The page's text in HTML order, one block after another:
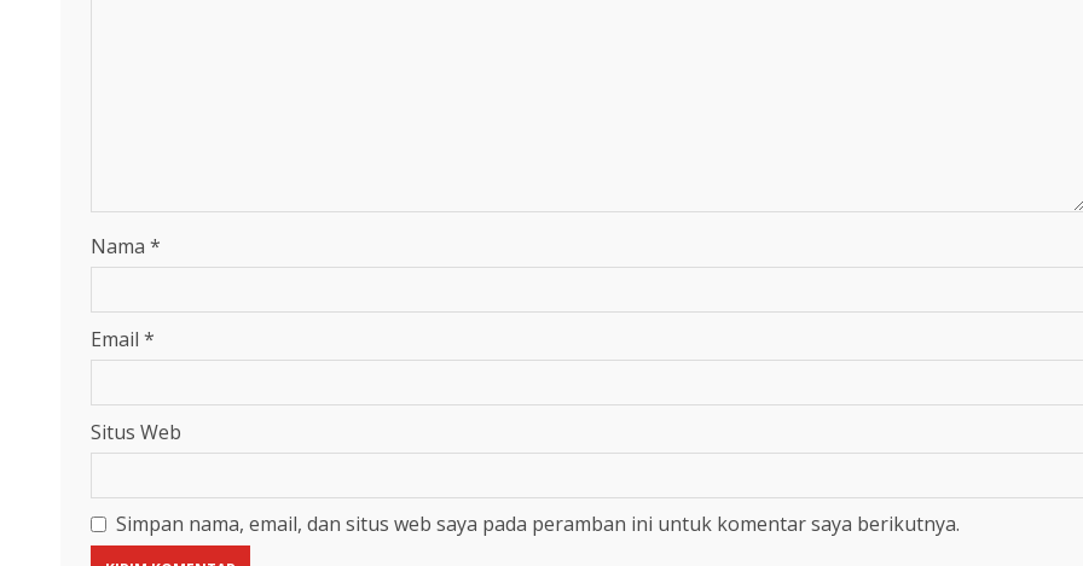
Nama *
Email *
Situs Web
Simpan nama, email, dan situs web saya pada peramban ini untuk komentar saya berikutnya.